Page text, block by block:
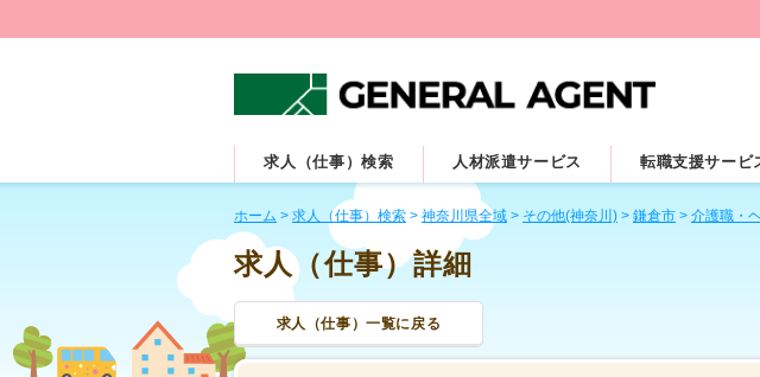
求人（仕事）検索 人材派遣サービス 転職支援サービ
ホーム > 求人（仕事）検索 > 神奈川県全域 > その他(神奈川) > 鎌倉市 > 介護職・
求人（仕事）詳細
求人（仕事）一覧に戻る